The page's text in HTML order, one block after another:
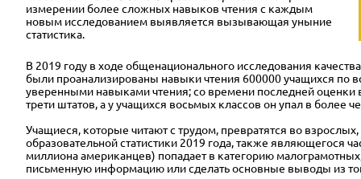
В 2019 году в ходе общенационального исследования
были проанализированы навыки чтения 600000 учащихся по
уверенными навыками чтения; со времени последней оценки
трети штатов, а у учащихся восьмых классов он упал в более
Учащиеся, которые читают с трудом, превратятся во
образовательной статистики 2019 года, также являющегося
миллиона американцев) попадает в категорию
письменную информацию или сделать основные выводы из
измерении более сложных навыков чтения с каждым
новым исследованием выявляется вызывающая уныние
статистика.